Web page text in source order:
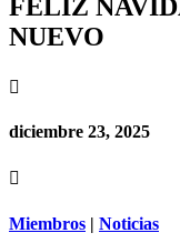
FELIZ
NUEVO

diciembre 23, 2025

Miembros | Noticias